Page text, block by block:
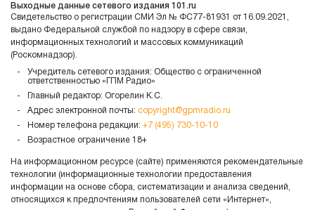
Выходные данные сетевого издания 101.ru
Свидетельство о регистрации СМИ Эл № ФС77-81931 от 16.09.2021,
выдано Федеральной службой по надзору в сфере связи,
информационных технологий и массовых коммуникаций
(Роскомнадзор).
Учредитель сетевого издания: Общество с ограниченной
ответственностью «ГПМ Радио»
Главный редактор: Огорелин К.С.
Адрес электронной почты: copyright@gpmradio.ru
Номер телефона редакции: +7 (495) 730-10-10
Возрастное ограничение 18+
На информационном ресурсе (сайте) применяются рекомендательные
технологии (информационные технологии предоставления
информации на основе сбора, систематизации и анализа сведений,
относящихся к предпочтениям пользователей сети «Интернет»,